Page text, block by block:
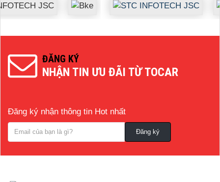
ĐĂNG KÝ
NHẬN TIN ƯU ĐÃI TỪ TOCAR
Đăng ký nhận thông tin Hot nhất